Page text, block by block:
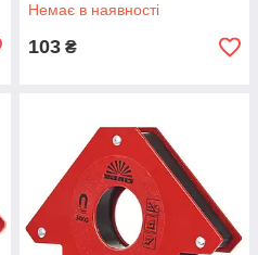
Немає в наявності
103 ₴